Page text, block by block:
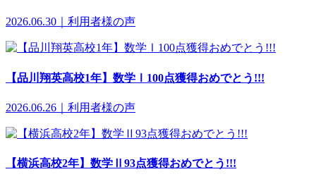
2026.06.30｜利用者様の声
【品川翔英高校1年】数学Ⅰ100点獲得おめでとう!!!
2026.06.26｜利用者様の声
【横浜高校2年】数学Ⅱ93点獲得おめでとう!!!